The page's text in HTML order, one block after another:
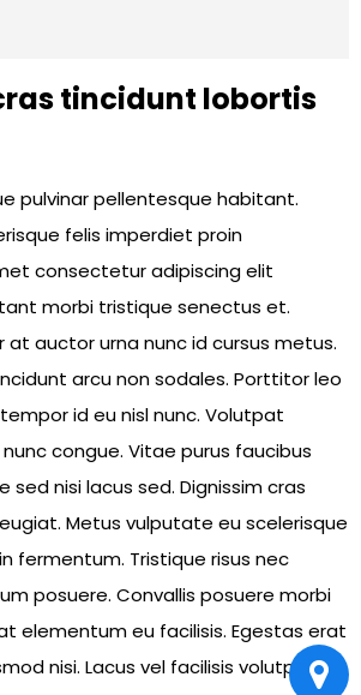
tincidunt lobortis
pulvinar pellentesque habitant.
felis imperdiet proin
consectetur adipiscing elit
morbi tristique senectus et.
auctor urna nunc id cursus metus.
arcu non sodales. Porttitor leo
id eu nisl nunc. Volutpat
congue. Vitae purus faucibus
sed nisi lacus sed. Dignissim cras
Metus vulputate eu scelerisque
fermentum. Tristique risus nec
posuere. Convallis posuere morbi
elementum eu facilisis. Egestas erat
nisi. Lacus vel facilisis volutpat